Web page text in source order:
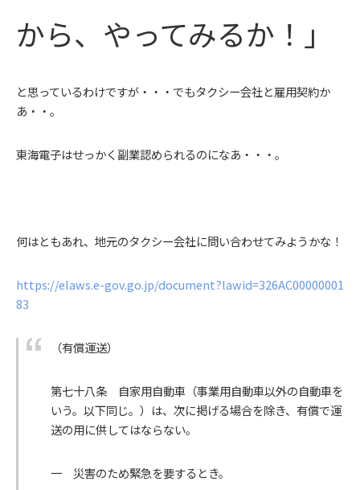
から、やってみるか！」
と思っているわけですが・・・でもタクシー会社と雇用契約か
あ・・。
東海電子はせっかく副業認められるのになあ・・・。
何はともあれ、地元のタクシー会社に問い合わせてみようかな！
https://elaws.e-gov.go.jp/document?lawid=326AC00000001
83
（有償運送）
第七十八条 自家用自動車（事業用自動車以外の自動車を
いう。以下同じ。）は、次に掲げる場合を除き、有償で運
送の用に供してはならない。
一 災害のため緊急を要するとき。